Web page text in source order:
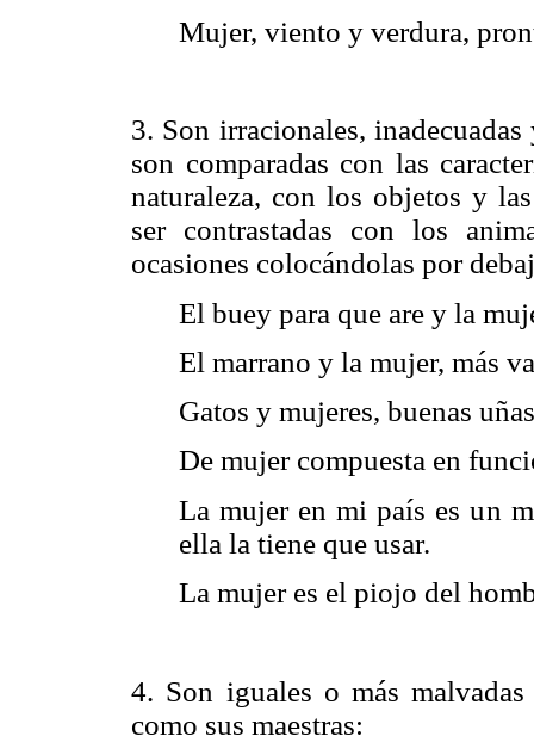
Mujer, viento y verdura,
3. Son irracionales,
son comparadas con las
naturaleza, con los objetos y
ser contrastadas con los
ocasiones colocándolas por
El buey para que are y la
El marrano y la mujer, más
Gatos y mujeres, buenas
De mujer compuesta en
La mujer en mi país es un
ella la tiene que usar.
La mujer es el piojo del
4. Son iguales o más
como sus maestras: